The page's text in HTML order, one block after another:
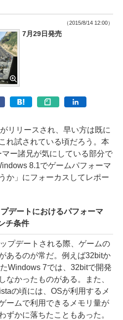
（2015/8/14 12:00）
7月29日発売
リリースされ、早い方は既に
れ試されている頃だろう。本
ー諸兄が気にしている部分で
8.1でゲームパフォーマ
か」にフォーカスしてレポー
デートにおけるパフォーマ
チ条件
プデートされる際、ゲームの
あるのが常だ。例えば32bitか
Windows 7では、32bitで開発
なかったものがある。また、
の頃には、OSが利用するメ
ームで利用できるメモリ量が
ずかに落ちたこともあった。